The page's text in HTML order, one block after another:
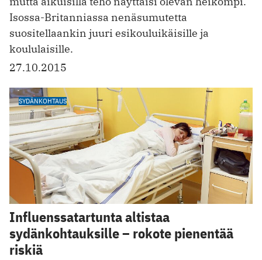
Isossa-Britanniassa nenäsumutetta
suositellaankin juuri esikouluikäisille ja
koululaisille.
27.10.2015
SYDÄNKOHTAUS
Influenssatartunta altistaa
sydänkohtauksille – rokote pienentää
riskiä